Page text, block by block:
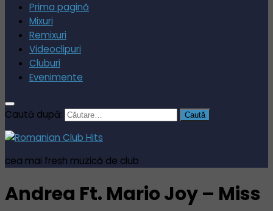
Prima pagină
Mixuri
Remixuri
Videoclipuri
Cluburi
Evenimente
Caută după:
cea mai fresh muzică de club
Andrea Ft. Mario Joy – Miss